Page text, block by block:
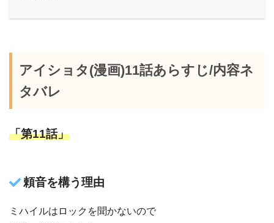
アイショタ(漫画)11話あらすじ/内容ネ
タバレ
「第11話」
頼音を構う理由
ミハイルはロックを聞かないので